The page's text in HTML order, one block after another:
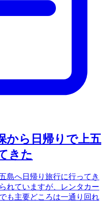
から日帰りで上五
きた
島へ日帰り旅行に行ってき
れていますが、レンタカー
も主要どころは一通り回れ